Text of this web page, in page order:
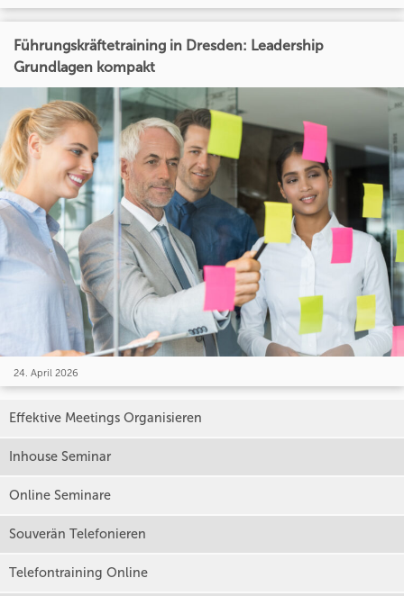
Führungskräftetraining in Dresden: Leadership
Grundlagen kompakt
24. April 2026
Effektive Meetings Organisieren
Inhouse Seminar
Online Seminare
Souverän Telefonieren
Telefontraining Online